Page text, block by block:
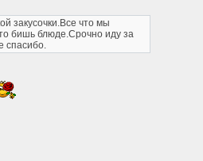
закусочки.Все что мы
бишь блюде.Срочно иду за
спасибо.